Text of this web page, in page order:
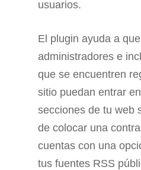
usuarios.
El plugin ayuda a
administradores e
que se encuentren
sitio puedan entrar
secciones de tu web
de colocar una
cuentas con una
tus fuentes RSS